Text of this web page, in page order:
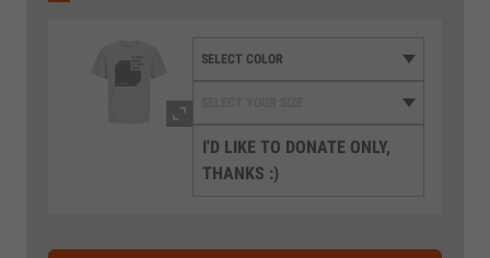
I'D LIKE TO DONATE ONLY,
THANKS :)